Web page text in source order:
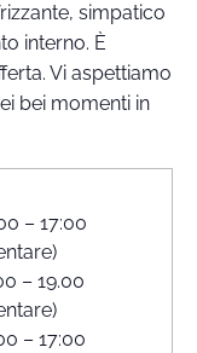
simpatico
interno. È
Vi aspettiamo
bei momenti in
– 17:00
– 19.00
– 17:00